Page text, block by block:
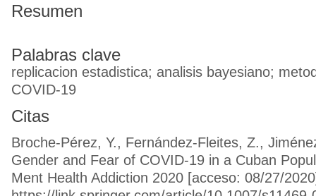
Resumen
Palabras clave
replicacion estadistica; analisis bayesiano;
COVID-19
Citas
Broche-Pérez, Y., Fernández-Fleites, Z.,
Gender and Fear of COVID-19 in a Cuban
Ment Health Addiction 2020 [acceso: 08/27/